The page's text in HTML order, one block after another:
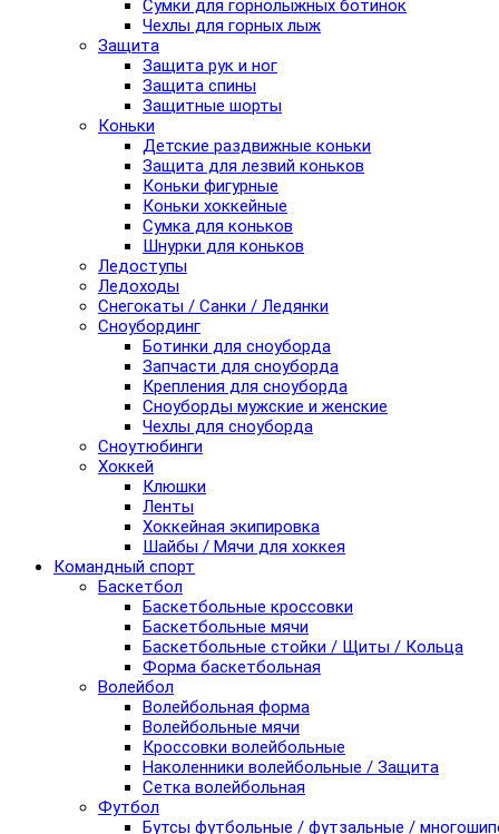
Сумки для горнолыжных ботинок
Чехлы для горных лыж
Защита
Защита рук и ног
Защита спины
Защитные шорты
Коньки
Детские раздвижные коньки
Защита для лезвий коньков
Коньки фигурные
Коньки хоккейные
Сумка для коньков
Шнурки для коньков
Ледоступы
Ледоходы
Снегокаты / Санки / Ледянки
Сноубординг
Ботинки для сноуборда
Запчасти для сноуборда
Крепления для сноуборда
Сноуборды мужские и женские
Чехлы для сноуборда
Сноутюбинги
Хоккей
Клюшки
Ленты
Хоккейная экипировка
Шайбы / Мячи для хоккея
Командный спорт
Баскетбол
Баскетбольные кроссовки
Баскетбольные мячи
Баскетбольные стойки / Щиты / Кольца
Форма баскетбольная
Волейбол
Волейбольная форма
Волейбольные мячи
Кроссовки волейбольные
Наколенники волейбольные / Защита
Сетка волейбольная
Футбол
Бутсы футбольные / футзальные /